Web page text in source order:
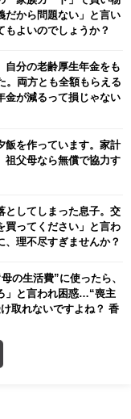
だから問題ない」と言い
もよいのでしょうか？
自分の老齢厚生年金をも
。両方とも全額もらえる
金が減るって損じゃない
飯を作っています。家計
祖父母なら無償で協力す
としてしまった息子。交
買ってください」と言わ
、理不尽すぎませんか？
の生活費”に使ったら、
」と言われ困惑…“喪主
取れないですよね？ 香